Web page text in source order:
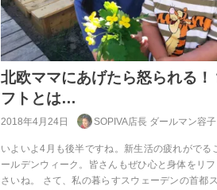
北欧ママにあげたら怒られる！
フトとは…
2018年4月24日 SOPIVA店長 ダールマン容子
いよいよ4月も後半ですね。新生活の疲れがでる
ールデンウィーク。皆さんもぜひ心と身体をリ
さいね。 さて、私の暮らすスウェーデンの首都